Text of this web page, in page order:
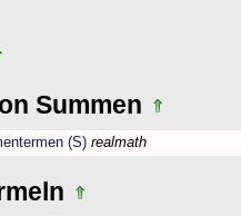
Summen
(S) realmath